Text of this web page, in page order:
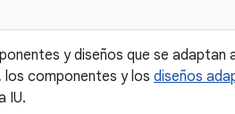
y diseños que se adaptan
componentes y los diseños
IU.